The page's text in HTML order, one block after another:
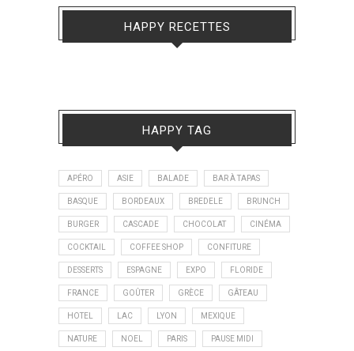
HAPPY RECETTES
HAPPY TAG
APÉRO ASIE BALADE BAR À TAPAS
BASQUE BORDEAUX BREDELE BRUNCH
BURGER CASCADE CHOCOLAT CINÉMA
COCKTAIL COFFEE SHOP CONFITURE
DESSERTS ESPAGNE EXPO FLORIDE
FRANCE GOÛTER GRÈCE GÂTEAU
HOTEL LAC LYON MEXIQUE
NATURE NOEL PARIS PAUSE MIDI